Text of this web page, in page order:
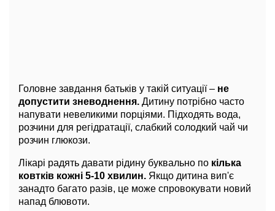
Головне завдання батьків у такій ситуації – не
допустити зневоднення. Дитину потрібно часто
напувати невеликими порціями. Підходять вода,
розчини для регідратації, слабкий солодкий чай чи
розчин глюкози.
Лікарі радять давати рідину буквально по кілька
ковтків кожні 5-10 хвилин. Якщо дитина вип'є
занадто багато разів, це може спровокувати новий
напад блювоти.